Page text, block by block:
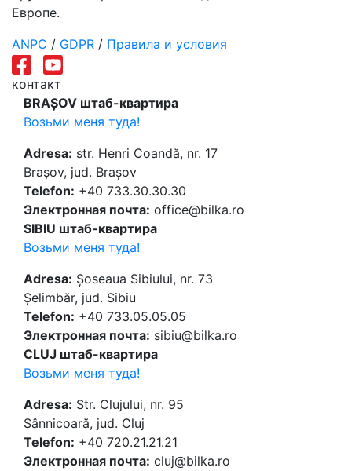
Европе.
ANPC / GDPR / Правила и условия
контакт
BRAȘOV штаб-квартира
Возьми меня туда!
Adresa: str. Henri Coandă, nr. 17
Brașov, jud. Brașov
Telefon: +40 733.30.30.30
Электронная почта: office@bilka.ro
SIBIU штаб-квартира
Возьми меня туда!
Adresa: Șoseaua Sibiului, nr. 73
Șelimbăr, jud. Sibiu
Telefon: +40 733.05.05.05
Электронная почта: sibiu@bilka.ro
CLUJ штаб-квартира
Возьми меня туда!
Adresa: Str. Clujului, nr. 95
Sânnicoară, jud. Cluj
Telefon: +40 720.21.21.21
Электронная почта: cluj@bilka.ro